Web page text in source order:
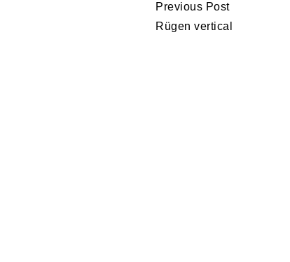
Continue
Reading
Previous Post
Rügen vertical